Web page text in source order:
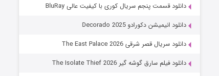
جادوگری در مغولستان
قسمت۱۴ (زیرنویس) منتشر شد
دانلود قسمت پنجم سریال کوری با کیفیت عالی BluRay
دانلود انیمیشن دکورادو Decorado 2025
دانلود سریال قصر شرقی The East Palace 2026
دانلود فیلم سارق گوشه گیر The Isolate Thief 2026